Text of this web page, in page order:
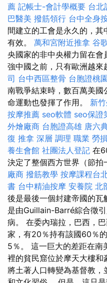
薦 記帳士-會計學概要 台北
巴醫美 撥筋領行 台中全身
間建立的工會是永久的，
有效。 萬和宮附近推拿 谷
央國家的非中央權力留在
強中國之前，只有歐洲越來
司 台中西區整骨 台胞證桃
南戰爭結束時，數百萬美
命運動也發揮了作用。 新
按摩推薦 seo軟體 seo保證
外燴廠商 台胞證高雄 唐六
復 推拿 深層 調理 職業 勞
養生會館 社團法人登記 在
決定了整個西方世界（節拍
廠商 撥筋教學 按摩課程台
書 台中精油按摩 安養院 北
後是最後一個封建帝國的
是由Guillain-Barré綜合徵
病。 在委內瑞拉，巴西，
家，有20％持有該國60％
5％。 這一巨大的差距在南
裡的貧民窟位於摩天大樓
將土著人口轉變為基督教